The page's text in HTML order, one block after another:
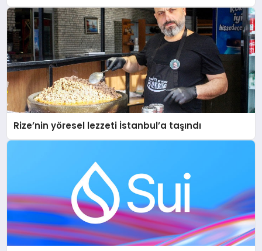
Rize’nin yöresel lezzeti İstanbul’a taşındı